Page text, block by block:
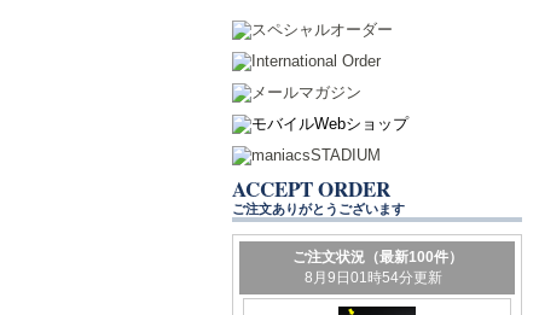
ACCEPT ORDER
ご注文ありがとうございます